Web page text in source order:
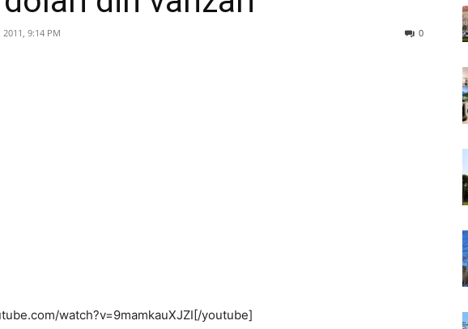
2011, 9:14 PM 0
watch?v=9mamkauXJZI[/youtube]